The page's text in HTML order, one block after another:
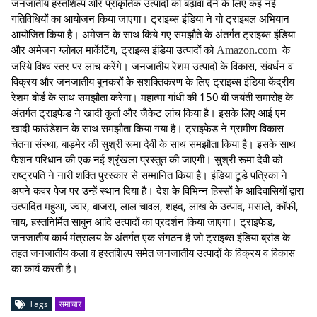
गतिविधियों का आयोजन किया जाएगा। ट्राइब्स इंडिया ने गो ट्राइबल अभियान
आयोजित किया है। अमेजन के साथ किये गए समझौते के अंतर्गत ट्राइब्स इंडिया
और अमेजन ग्लोबल मार्केटिंग, ट्राइब्स इंडिया उत्पादों को Amazon.com के
जरिये विश्व स्तर पर लांच करेंगे। जनजातीय रेशम उत्पादों के विकास, संवर्धन व
विक्रय और जनजातीय बुनकरों के सशक्तिकरण के लिए ट्राइब्स इंडिया केंद्रीय
रेशम बोर्ड के साथ समझौता करेगा। महात्मा गांधी की 150 वीं जयंती समारोह के
अंतर्गत ट्राइफेड ने खादी कुर्ता और जैकेट लांच किया है। इसके लिए आई एम
खादी फाउंडेशन के साथ समझौता किया गया है। ट्राइफेड ने ग्रामीण विकास
चेतना संस्था, बाड़मेर की सुश्री रूमा देवी के साथ समझौता किया है। इसके साथ
फैशन परिधान की एक नई श्रृंखला प्रस्तुत की जाएगी। सुश्री रूमा देवी को
राष्ट्रपति ने नारी शक्ति पुरस्कार से सम्मानित किया है। इंडिया टूडे पत्रिका ने
अपने कवर पेज पर उन्हें स्थान दिया है। देश के विभिन्न हिस्सों के आदिवासियों द्वारा
उत्पादित महुआ, ज्वार, बाजरा, लाल चावल, शहद, लाख के उत्पाद, मसाले, कॉफी,
चाय, हस्तनिर्मित साबुन आदि उत्पादों का प्रदर्शन किया जाएगा। ट्राइफेड,
जनजातीय कार्य मंत्रालय के अंतर्गत एक संगठन है जो ट्राइब्स इंडिया ब्रांड के
तहत जनजातीय कला व हस्तशिल्प समेत जनजातीय उत्पादों के विक्रय व विकास
का कार्य करती है।
Tags समाचार